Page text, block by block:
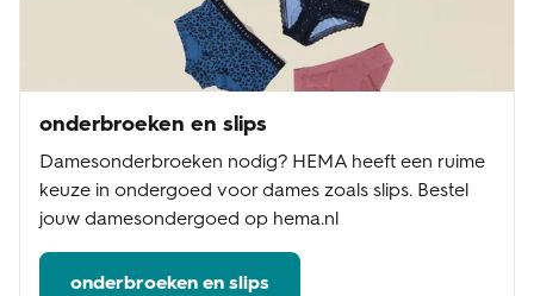
onderbroeken en slips
Damesonderbroeken nodig? HEMA heeft een ruime
keuze in ondergoed voor dames zoals slips. Bestel
jouw damesondergoed op hema.nl
onderbroeken en slips